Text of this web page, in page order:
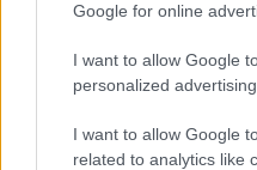
Google for online
I want to allow Google
personalized advertising.
I want to allow Google
related to analytics like
Γενική Είσοδος : 20
:15 Ευρώ
Καθηγητές - Συνοδοί